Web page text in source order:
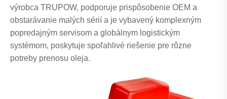
výrobca TRUPOW, podporuje prispôsobenie OEM a
obstarávanie malých sérií a je vybavený komplexným
popredajným servisom a globálnym logistickým
systémom, poskytuje spoľahlivé riešenie pre rôzne
potreby prenosu oleja.